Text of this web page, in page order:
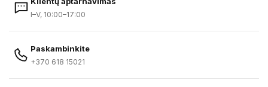
I–V, 10:00–17:00
Paskambinkite
+370 618 15021